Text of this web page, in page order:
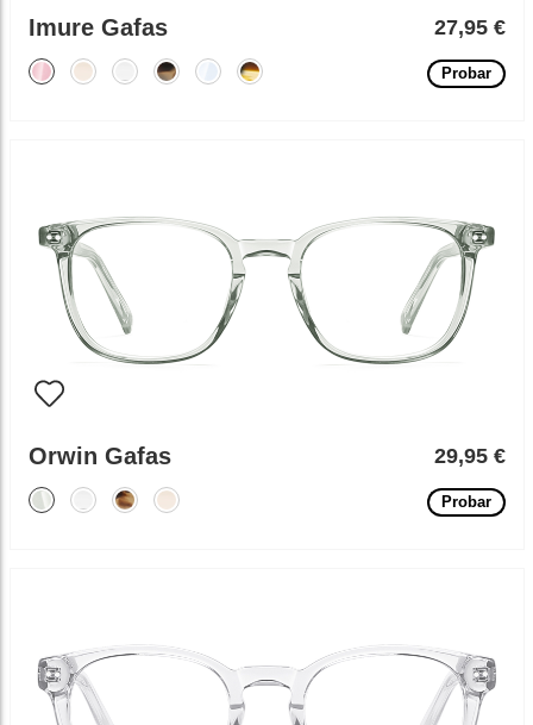
Imure Gafas 27,95 €
Probar
Orwin Gafas 29,95 €
Probar